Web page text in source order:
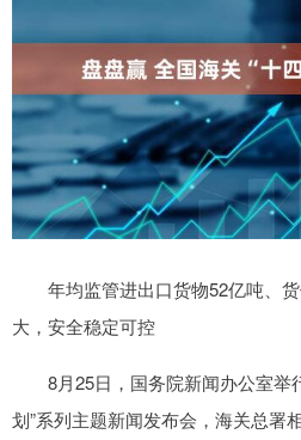
年均监管进出口货物52亿吨、货
大，安全稳定可控
8月25日，国务院新闻办公室举行
划”系列主题新闻发布会，海关总署